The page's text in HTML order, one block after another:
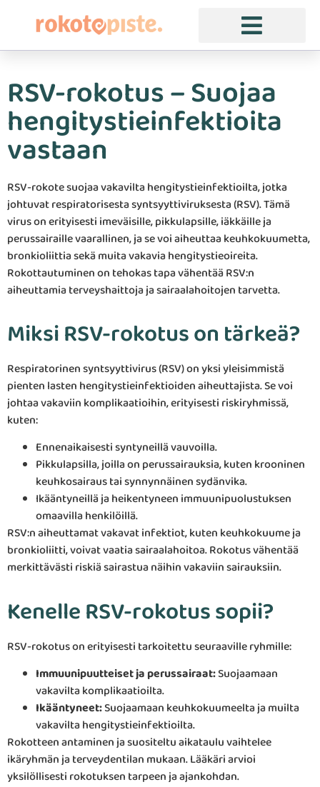
RSV-rokotus – Suojaa
hengitystieinfektioita
vastaan
RSV-rokote suojaa vakavilta hengitystieinfektioilta, jotka
johtuvat respiratorisesta syntsyyttiviruksesta (RSV). Tämä
virus on erityisesti imeväisille, pikkulapsille, iäkkäille ja
perussairaille vaarallinen, ja se voi aiheuttaa keuhkokuumetta,
bronkioliittia sekä muita vakavia hengitystieoireita.
Rokottautuminen on tehokas tapa vähentää RSV:n
aiheuttamia terveyshaittoja ja sairaalahoitojen tarvetta.
Miksi RSV-rokotus on tärkeä?
Respiratorinen syntsyyttivirus (RSV) on yksi yleisimmistä
pienten lasten hengitystieinfektioiden aiheuttajista. Se voi
johtaa vakaviin komplikaatioihin, erityisesti riskiryhmissä,
kuten:
Ennenaikaisesti syntyneillä vauvoilla.
Pikkulapsilla, joilla on perussairauksia, kuten krooninen
keuhkosairaus tai synnynnäinen sydänvika.
Ikääntyneillä ja heikentyneen immuunipuolustuksen
omaavilla henkilöillä.
RSV:n aiheuttamat vakavat infektiot, kuten keuhkokuume ja
bronkioliitti, voivat vaatia sairaalahoitoa. Rokotus vähentää
merkittävästi riskiä sairastua näihin vakaviin sairauksiin.
Kenelle RSV-rokotus sopii?
RSV-rokotus on erityisesti tarkoitettu seuraaville ryhmille:
Immuunipuutteiset ja perussairaat:Suojaamaan
vakavilta komplikaatioilta.
Ikääntyneet:Suojaamaan keuhkokuumeelta ja muilta
vakavilta hengitystieinfektioilta.
Rokotteen antaminen ja suositeltu aikataulu vaihtelee
ikäryhmän ja terveydentilan mukaan. Lääkäri arvioi
yksilöllisesti rokotuksen tarpeen ja ajankohdan.